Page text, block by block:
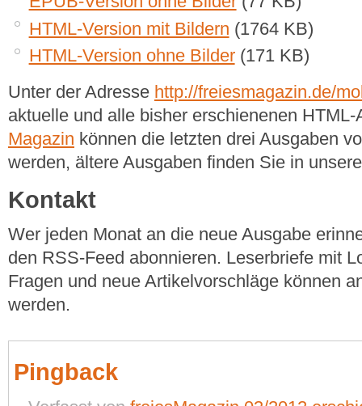
HTML-Version mit Bildern (1764 KB)
HTML-Version ohne Bilder(171 KB)
Unter der Adresse http://freiesmagazin.de/
aktuelle und alle bisher erschienenen
Magazin können die letzten drei Ausgaben
werden, ältere Ausgaben finden Sie in
Kontakt
Wer jeden Monat an die neue Ausgabe
den RSS-Feed abonnieren. Leserbriefe mit
Fragen und neue Artikelvorschläge können
werden.
Pingback